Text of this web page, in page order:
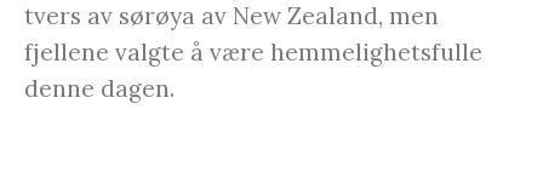
tvers av sørøya av New Zealand, men
fjellene valgte å være hemmelighetsfulle
denne dagen.